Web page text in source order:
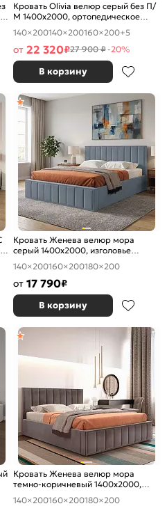
Кровать Olivia велюр серый без П/
М 1400x2000, ортопедическое
основание, изголовье мягкое
140×200140×200160×200+5
от 22 320₽27 900 ₽-20%
В корзину
Кровать Женева велюр мора
серый 1400x2000, изголовье
мягкое
140×200160×200180×200
от 17 790₽
В корзину
Кровать Женева велюр мора
темно-коричневый 1400x2000,
изголовье мягкое
140×200160×200180×200